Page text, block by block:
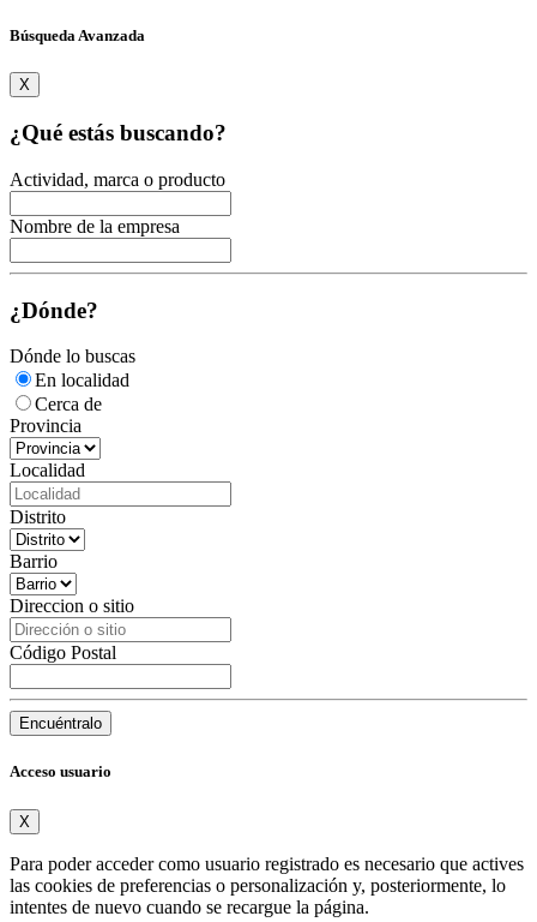
Búsqueda Avanzada
X
¿Qué estás buscando?
Actividad, marca o producto
Nombre de la empresa
¿Dónde?
Dónde lo buscas
En localidad
Cerca de
Provincia
Localidad
Distrito
Barrio
Direccion o sitio
Código Postal
Encuéntralo
Acceso usuario
X
Para poder acceder como usuario registrado es necesario que actives
las cookies de preferencias o personalización y, posteriormente, lo
intentes de nuevo cuando se recargue la página.